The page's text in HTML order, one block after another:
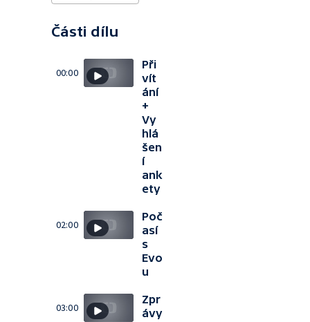
Části dílu
00:00
Při
vít
ání
+
Vy
hlá
šen
í
ank
ety
02:00
Poč
así
s
Evo
u
03:00
Zpr
ávy